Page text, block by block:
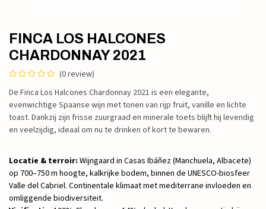
FINCA LOS HALCONES
CHARDONNAY 2021
(0 review)
De Finca Los Halcones Chardonnay 2021 is een elegante,
evenwichtige Spaanse wijn met tonen van rijp fruit, vanille en lichte
toast. Dankzij zijn frisse zuurgraad en minerale toets blijft hij levendig
en veelzijdig, ideaal om nu te drinken of kort te bewaren.
Locatie & terroir: Wijngaard in Casas Ibáñez (Manchuela, Albacete)
op 700–750 m hoogte, kalkrijke bodem, binnen de UNESCO-biosfeer
Valle del Cabriel. Continentale klimaat met mediterrane invloeden en
omliggende biodiversiteit.